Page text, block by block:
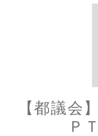
【都議会
Ｐ